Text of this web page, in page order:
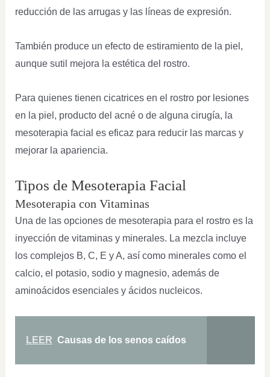
reducción de las arrugas y las líneas de expresión.
También produce un efecto de estiramiento de la piel,
aunque sutil mejora la estética del rostro.
Para quienes tienen cicatrices en el rostro por lesiones
en la piel, producto del acné o de alguna cirugía, la
mesoterapia facial es eficaz para reducir las marcas y
mejorar la apariencia.
Tipos de Mesoterapia Facial
Mesoterapia con Vitaminas
Una de las opciones de mesoterapia para el rostro es la
inyección de vitaminas y minerales. La mezcla incluye
los complejos B, C, E y A, así como minerales como el
calcio, el potasio, sodio y magnesio, además de
aminoácidos esenciales y ácidos nucleicos.
LEER Causas de los senos caídos